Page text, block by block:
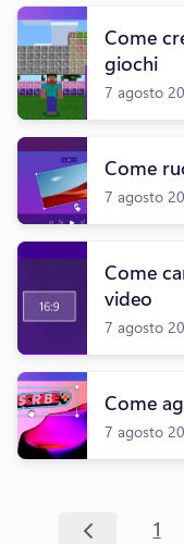
Come
giochi
7 agosto
Come
7 agosto
Come
video
7 agosto
Come
7 agosto
1